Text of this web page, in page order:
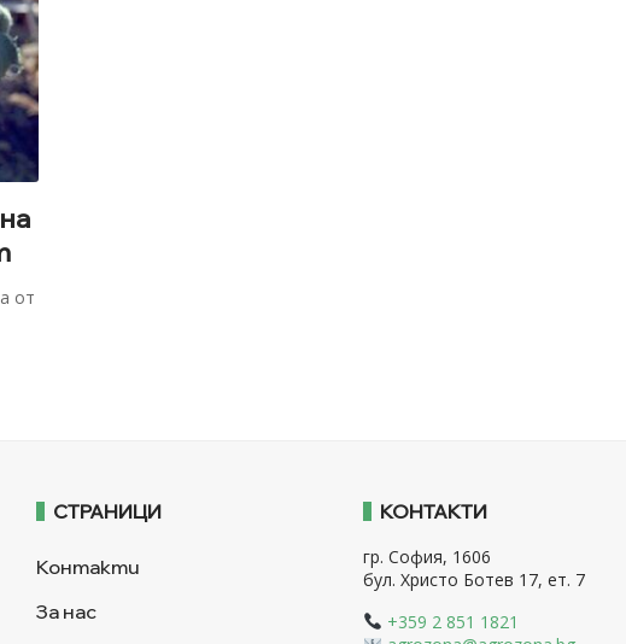
от
СТРАНИЦИ
Контакти
За нас
КОНТАКТИ
гр. София, 1606
бул. Христо Ботев 17, ет. 7
+359 2 851 1821